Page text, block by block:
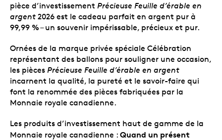
pièce d’investissement Précieuse Feuille d’érable en
argent 2026 est le cadeau parfait en argent pur à
99,99 % – un souvenir impérissable, précieux et pur.
Ornées de la marque privée spéciale Célébration
représentant des ballons pour souligner une occasion,
les pièces Précieuse Feuille d’érable en argent
incarnent la qualité, la pureté et le savoir-faire qui
font la renommée des pièces fabriquées par la
Monnaie royale canadienne.
Les produits d’investissement haut de gamme de la
Monnaie royale canadienne : Quand un présent